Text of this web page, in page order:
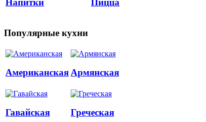
Напитки Пицца
Популярные кухни
АмериканскаяАрмянская
Гавайская Греческая